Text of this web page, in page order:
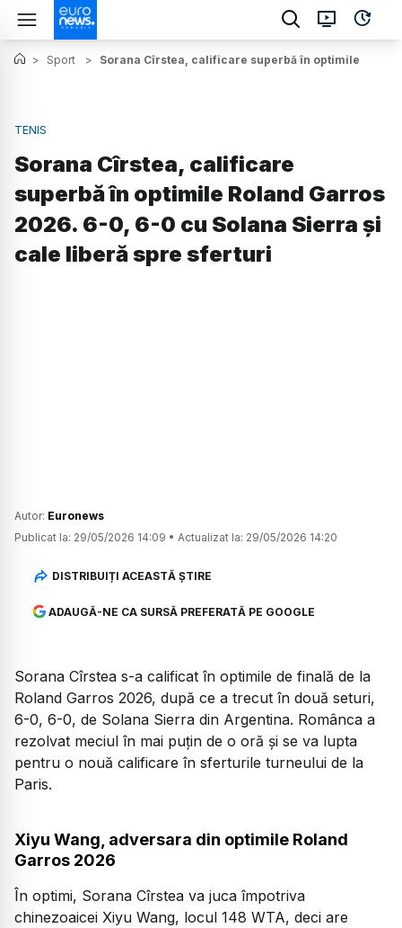
> Sport > Sorana Cîrstea, calificare superbă în optimile
TENIS
Sorana Cîrstea, calificare
superbă în optimile Roland Garros
2026. 6-0, 6-0 cu Solana Sierra și
cale liberă spre sferturi
Autor: Euronews
Publicat la: 29/05/2026 14:09 • Actualizat la: 29/05/2026 14:20
DISTRIBUIȚI ACEASTĂ ȘTIRE
ADAUGĂ-NE CA SURSĂ PREFERATĂ PE GOOGLE
Sorana Cîrstea s-a calificat în optimile de finală de la
Roland Garros 2026, după ce a trecut în două seturi,
6-0, 6-0, de Solana Sierra din Argentina. Românca a
rezolvat meciul în mai puțin de o oră și se va lupta
pentru o nouă calificare în sferturile turneului de la
Paris.
Xiyu Wang, adversara din optimile Roland
Garros 2026
În optimi, Sorana Cîrstea va juca împotriva
chinezoaicei Xiyu Wang, locul 148 WTA, deci are